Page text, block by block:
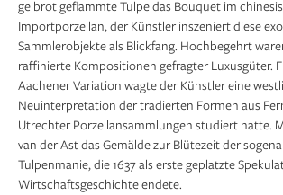
gelbrot geflammte Tulpe das Bouquet im
Importporzellan, der Künstler inszeniert diese
Sammlerobjekte als Blickfang. Hochbegehrt
raffinierte Kompositionen gefragter Luxusgüter.
Aachener Variation wagte der Künstler eine
Neuinterpretation der tradierten Formen aus
Utrechter Porzellansammlungen studiert hatte.
van der Ast das Gemälde zur Blütezeit der
Tulpenmanie, die 1637 als erste geplatzte
Wirtschaftsgeschichte endete.